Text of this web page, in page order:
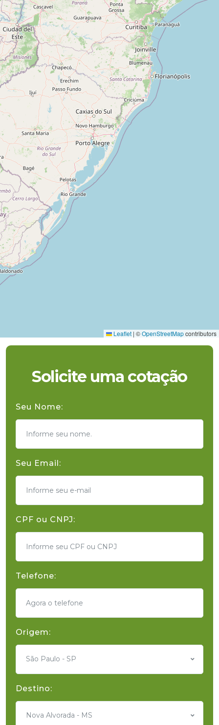
Leaflet | ©OpenStreetMapcontributors
Solicite uma cotação
Seu Nome:
Seu Email:
CPF ou CNPJ:
Telefone:
Origem:
São Paulo - SP
Destino:
Nova Alvorada - MS